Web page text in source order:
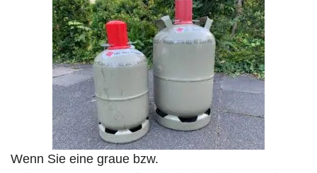
Wenn Sie eine graue bzw.